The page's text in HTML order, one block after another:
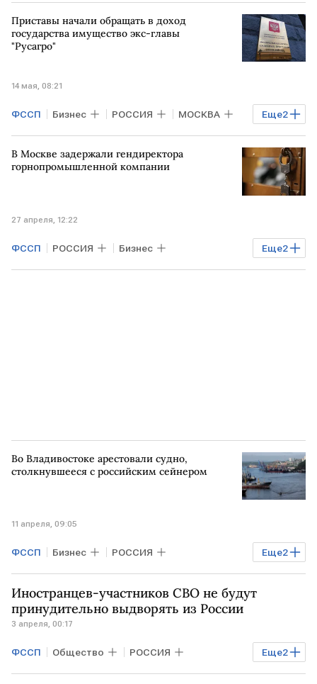
РФ Euroclear Bank
Приставы начали обращать в доход
государства имущество экс-главы
"Русагро"
14 мая, 08:21
Еще2
ФССП Бизнес РОССИЯ МОСКВА
РФ Русагро
В Москве задержали гендиректора
горнопромышленной компании
27 апреля, 12:22
Еще2
ФССП РОССИЯ Бизнес
Промышленность МОСКВА
Во Владивостоке арестовали судно,
столкнувшееся с российским сейнером
11 апреля, 09:05
Еще2
ФССП Бизнес РОССИЯ
Владивосток ПРИМОРСКИЙ КРАЙ
Иностранцев-участников СВО не будут
принудительно выдворять из России
3 апреля, 00:17
Еще2
ФССП Общество РОССИЯ
Экономика РФ